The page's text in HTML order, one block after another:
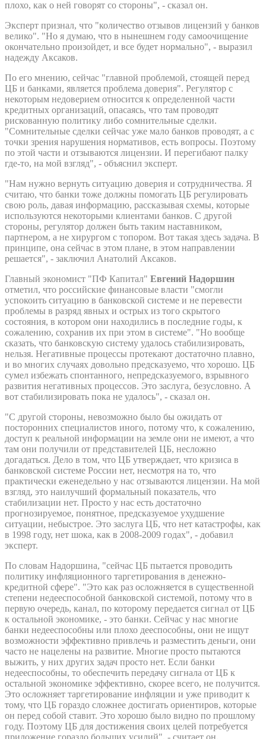
плохо, как о ней говорят со стороны", - сказал он.
Эксперт признал, что "количество отзывов лицензий у банков
велико". "Но я думаю, что в нынешнем году самоочищение
окончательно произойдет, и все будет нормально", - выразил
надежду Аксаков.
По его мнению, сейчас "главной проблемой, стоящей перед
ЦБ и банками, является проблема доверия". Регулятор с
некоторым недоверием относится к определенной части
кредитных организаций, опасаясь, что там проводят
рискованную политику либо сомнительные сделки.
"Сомнительные сделки сейчас уже мало банков проводят, а с
точки зрения нарушения нормативов, есть вопросы. Поэтому
по этой части и отзываются лицензии. И перегибают палку
где-то, на мой взгляд", - объяснил эксперт.
"Нам нужно вернуть ситуацию доверия и сотрудничества. Я
считаю, что банки тоже должны помогать ЦБ регулировать
свою роль, давая информацию, рассказывая схемы, которые
используются некоторыми клиентами банков. С другой
стороны, регулятор должен быть таким наставником,
партнером, а не хирургом с топором. Вот такая здесь задача. В
принципе, она сейчас в этом плане, в этом направлении
решается", - заключил Анатолий Аксаков.
Главный экономист "ПФ Капитал" Евгений Надоршин
отметил, что российские финансовые власти "смогли
успокоить ситуацию в банковской системе и не перевести
проблемы в разряд явных и острых из того скрытого
состояния, в котором они находились в последние годы, к
сожалению, сохранив их при этом в системе". "Но вообще
сказать, что банковскую систему удалось стабилизировать,
нельзя. Негативные процессы протекают достаточно плавно,
и во многих случаях довольно предсказуемо, что хорошо. ЦБ
сумел избежать спонтанного, непредсказуемого, взрывного
развития негативных процессов. Это заслуга, безусловно. А
вот стабилизировать пока не удалось", - сказал он.
"С другой стороны, невозможно было бы ожидать от
посторонних специалистов иного, потому что, к сожалению,
доступ к реальной информации на земле они не имеют, а что
там они получили от представителей ЦБ, несложно
догадаться. Дело в том, что ЦБ утверждает, что кризиса в
банковской системе России нет, несмотря на то, что
практически еженедельно у нас отзываются лицензии. На мой
взгляд, это наилучший формальный показатель, что
стабилизации нет. Просто у нас есть достаточно
прогнозируемое, понятное, предсказуемое ухудшение
ситуации, небыстрое. Это заслуга ЦБ, что нет катастрофы, как
в 1998 году, нет шока, как в 2008-2009 годах", - добавил
эксперт.
По словам Надоршина, "сейчас ЦБ пытается проводить
политику инфляционного таргетирования в денежно-
кредитной сфере". "Это как раз осложняется в существенной
степени недееспособной банковской системой, потому что в
первую очередь, канал, по которому передается сигнал от ЦБ
к остальной экономике, - это банки. Сейчас у нас многие
банки недееспособны или плохо дееспособны, они не ищут
возможности эффективно привлечь и разместить деньги, они
часто не нацелены на развитие. Многие просто пытаются
выжить, у них других задач просто нет. Если банки
недееспособны, то обеспечить передачу сигнала от ЦБ к
остальной экономике эффективно, скорее всего, не получится.
Это осложняет таргетирование инфляции и уже приводит к
тому, что ЦБ гораздо сложнее достигать ориентиров, которые
он перед собой ставит. Это хорошо было видно по прошлому
году. Поэтому ЦБ для достижения своих целей потребуется
приложение гораздо больших усилий", - считает он.